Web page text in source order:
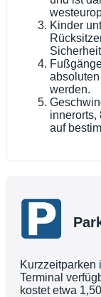
Kinder
werden.
innerorts,
auf
Kurzzeitparken
Terminal
kostet etwa